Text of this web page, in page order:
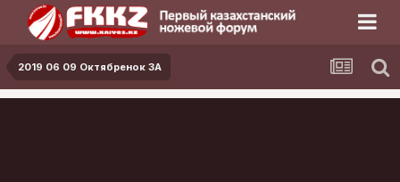
2019 06 09 Октябренок 3А